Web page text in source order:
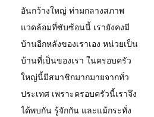
อันกว้างใหญ่ ท่ามกลางสภาพ
แวดล้อมที่ซับซ้อนนี้ เรายังคงมี
บ้านอีกหลังของเราเอง หน่วยเป็น
บ้านที่เป็นของเรา ในครอบครัว
ใหญ่นี้มีสมาชิกมากมายจากทั่ว
ประเทศ เพราะครอบครัวนี้เราจึง
ได้พบกัน รู้จักกัน และแม้กระทั่ง